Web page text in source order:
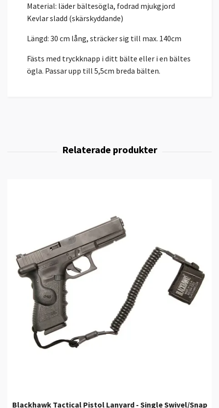
Material: läder bältesögla, fodrad mjukgjord
Kevlar sladd (skärskyddande)
Längd: 30 cm lång, sträcker sig till max. 140cm
Fästs med tryckknapp i ditt bälte eller i en bältes
ögla. Passar upp till 5,5cm breda bälten.
Blackhawk Tactical Pistol Lanyard - Single Swivel/Snap